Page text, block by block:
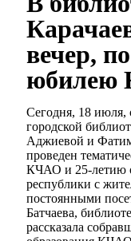
вечер,
юбилею
Сегодня, 18 июля,
городской
Аджиевой и
проведен
КЧАО и 25-летию
республики с
постоянными
Батчаева,
рассказала